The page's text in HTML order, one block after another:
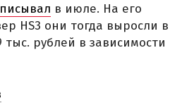
в июле. На его
HS3 они тогда выросли в
рублей в зависимости